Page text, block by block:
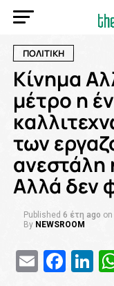
ΠΟΛΙΤΙΚΗ
Kίνημα
μέτρο η
των
ανεστάλη
Αλλά δεν
Published 6 έτη ago on
By NEWSROOM
Email